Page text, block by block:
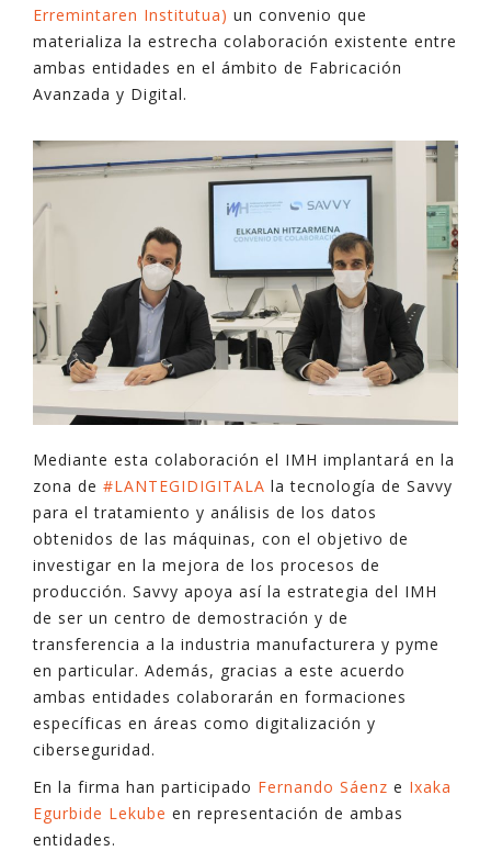
Erremintaren Institutua) un convenio que
materializa la estrecha colaboración existente entre
ambas entidades en el ámbito de Fabricación
Avanzada y Digital.
Mediante esta colaboración el IMH implantará en la
zona de #LANTEGIDIGITALA la tecnología de Savvy
para el tratamiento y análisis de los datos
obtenidos de las máquinas, con el objetivo de
investigar en la mejora de los procesos de
producción. Savvy apoya así la estrategia del IMH
de ser un centro de demostración y de
transferencia a la industria manufacturera y pyme
en particular. Además, gracias a este acuerdo
ambas entidades colaborarán en formaciones
específicas en áreas como digitalización y
ciberseguridad.
En la firma han participado Fernando Sáenz e Ixaka
Egurbide Lekube en representación de ambas
entidades.